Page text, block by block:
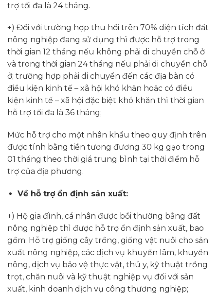
trợ tối đa là 24 tháng.
+) Đối với trường hợp thu hồi trên 70% diện tích đất
nông nghiệp đang sử dụng thì được hỗ trợ trong
thời gian 12 tháng nếu không phải di chuyển chỗ ở
và trong thời gian 24 tháng nếu phải di chuyển chỗ
ở; trường hợp phải di chuyển đến các địa bàn có
điều kiện kinh tế – xã hội khó khăn hoặc có điều
kiện kinh tế – xã hội đặc biệt khó khăn thì thời gian
hỗ trợ tối đa là 36 tháng;
Mức hỗ trợ cho một nhân khẩu theo quy định trên
được tính bằng tiền tương đương 30 kg gạo trong
01 tháng theo thời giá trung bình tại thời điểm hỗ
trợ của địa phương.
Về hỗ trợ ổn định sản xuất:
+) Hộ gia đình, cá nhân được bồi thường bằng đất
nông nghiệp thì được hỗ trợ ổn định sản xuất, bao
gồm: Hỗ trợ giống cây trồng, giống vật nuôi cho sản
xuất nông nghiệp, các dịch vụ khuyển lâm, khuyển
nông, dịch vụ bảo vệ thực vật, thú y, kỹ thuật trồng
trọt, chăn nuôi và kỹ thuật nghiệp vụ đối với sản
xuất, kinh doanh dịch vụ công thương nghiệp;